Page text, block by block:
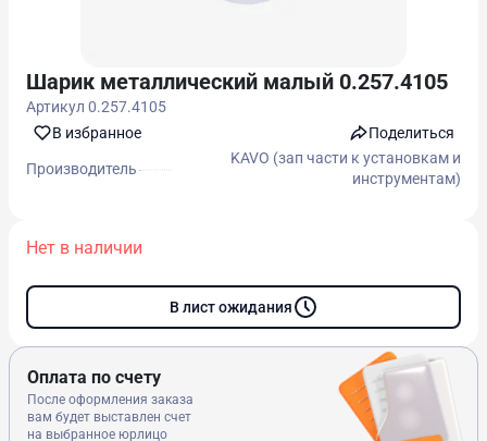
Шарик металлический малый 0.257.4105
Артикул 0.257.4105
В избранноe
Поделиться
Производитель
KAVO (зап части к установкам и
инструментам)
Нет в наличии
В лист ожидания
Оплата по счету
После оформления заказа
вам будет выставлен счет
на выбранное юрлицо